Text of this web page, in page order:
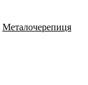
Металочерепиця